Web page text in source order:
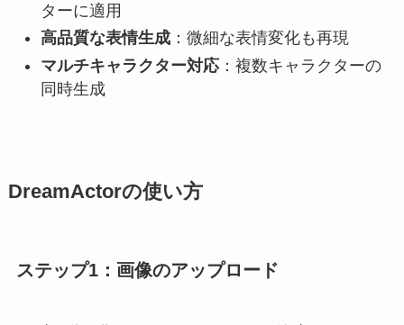
ターに適用
高品質な表情生成：微細な表情変化も再現
マルチキャラクター対応：複数キャラクターの
同時生成
DreamActorの使い方
ステップ1：画像のアップロード